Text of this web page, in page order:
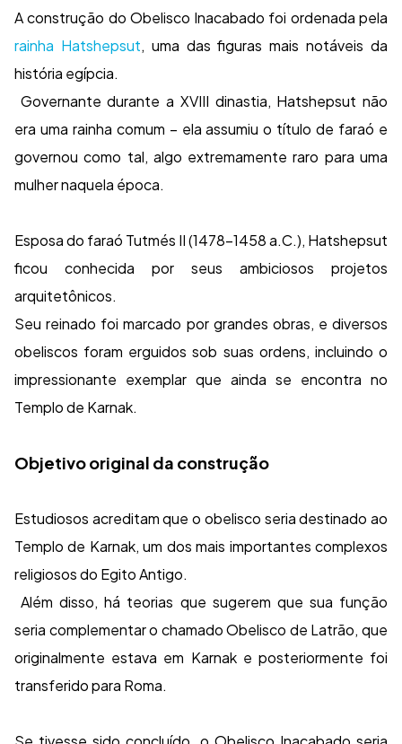
A construção do Obelisco Inacabado foi ordenada pela
rainha Hatshepsut, uma das figuras mais notáveis da
história egípcia.
Governante durante a XVIII dinastia, Hatshepsut não
era uma rainha comum – ela assumiu o título de faraó e
governou como tal, algo extremamente raro para uma
mulher naquela época.
Esposa do faraó Tutmés II (1478-1458 a.C.), Hatshepsut
ficou conhecida por seus ambiciosos projetos
arquitetônicos.
Seu reinado foi marcado por grandes obras, e diversos
obeliscos foram erguidos sob suas ordens, incluindo o
impressionante exemplar que ainda se encontra no
Templo de Karnak.
Objetivo original da construção
Estudiosos acreditam que o obelisco seria destinado ao
Templo de Karnak, um dos mais importantes complexos
religiosos do Egito Antigo.
Além disso, há teorias que sugerem que sua função
seria complementar o chamado Obelisco de Latrão, que
originalmente estava em Karnak e posteriormente foi
transferido para Roma.